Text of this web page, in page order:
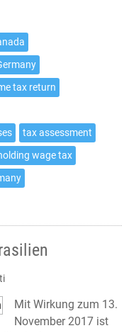
tax return
tax assessment
wage tax
Mit Wirkung zum 13.
November 2017 ist